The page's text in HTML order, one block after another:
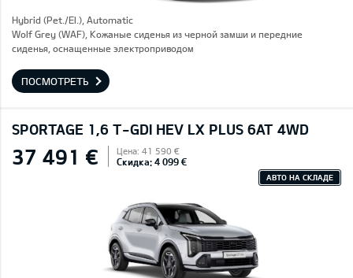
Hybrid (Pet./El.), Automatic
Wolf Grey (WAF), Кожаные сиденья из черной замши и передние
сиденья, оснащенные электроприводом
ПОСМОТРЕТЬ
SPORTAGE 1,6 T-GDI HEV LX PLUS 6AT 4WD
37 491 € Цена: 41 590 €
Скидка: 4 099 €
АВТО НА СКЛАДЕ